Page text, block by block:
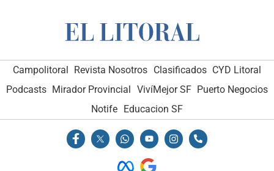
Campolitoral Revista Nosotros Clasificados CYD Litoral
Podcasts Mirador Provincial VivíMejor SF Puerto Negocios
Notife
Educacion SF